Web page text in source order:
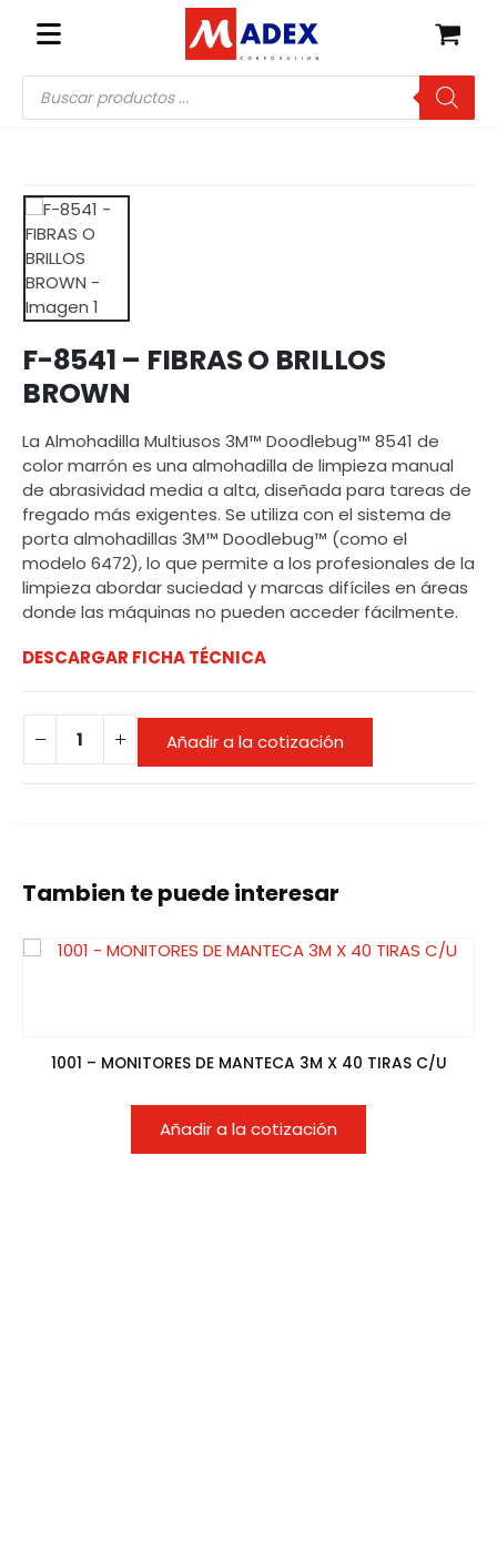
Búsqueda
de
productos
F-8541 – FIBRAS O BRILLOS
BROWN
La Almohadilla Multiusos 3M™ Doodlebug™ 8541 de
color marrón es una almohadilla de limpieza manual
de abrasividad media a alta, diseñada para tareas de
fregado más exigentes. Se utiliza con el sistema de
porta almohadillas 3M™ Doodlebug™ (como el
modelo 6472), lo que permite a los profesionales de la
limpieza abordar suciedad y marcas difíciles en áreas
donde las máquinas no pueden acceder fácilmente.
DESCARGAR FICHA TÉCNICA
Añadir a la cotización
Tambien te puede interesar
1001 – MONITORES DE MANTECA 3M X 40 TIRAS C/U
Añadir a la cotización